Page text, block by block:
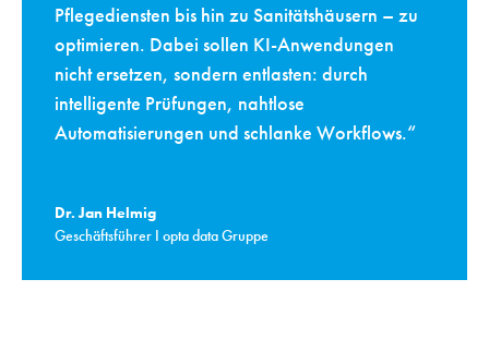
Pflegediensten bis hin zu Sanitätshäusern – zu
optimieren. Dabei sollen KI-Anwendungen
nicht ersetzen, sondern entlasten: durch
intelligente Prüfungen, nahtlose
Automatisierungen und schlanke Workflows.“
Dr. Jan Helmig
Geschäftsführer I opta data Gruppe